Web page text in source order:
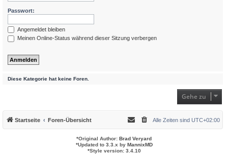
Passwort:
Angemeldet bleiben
Meinen Online-Status während dieser Sitzung verbergen
Diese Kategorie hat keine Foren.
Gehe zu
Startseite Foren-Übersicht Alle Zeiten sind UTC+02:00
*Original Author: Brad Veryard
*Updated to 3.3.x by MannixMD
*Style version: 3.4.10